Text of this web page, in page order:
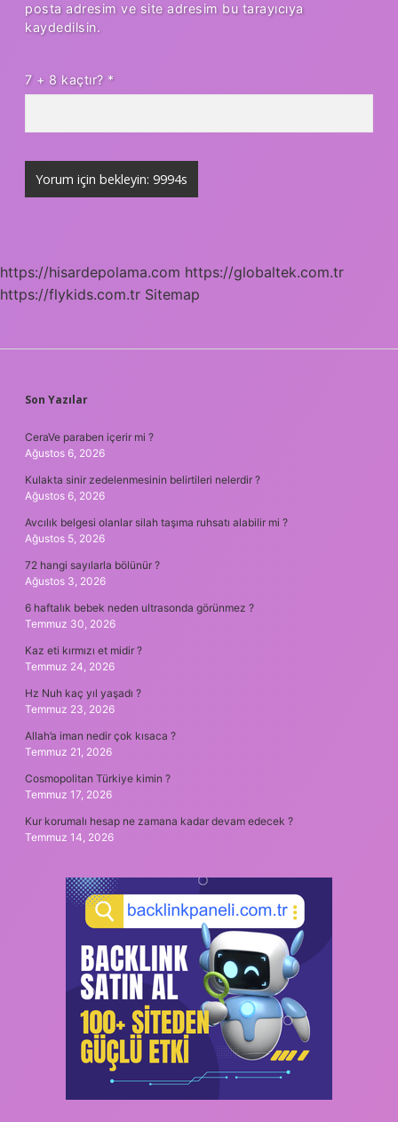
posta adresim ve site adresim bu tarayıcıya
kaydedilsin.
7 + 8 kaçtır? *
https://hisardepolama.com https://globaltek.com.tr
https://flykids.com.tr Sitemap
SIDEBAR
Son Yazılar
CeraVe paraben içerir mi ?
Ağustos 6, 2026
Kulakta sinir zedelenmesinin belirtileri nelerdir ?
Ağustos 6, 2026
Avcılık belgesi olanlar silah taşıma ruhsatı alabilir mi ?
Ağustos 5, 2026
72 hangi sayılarla bölünür ?
Ağustos 3, 2026
6 haftalık bebek neden ultrasonda görünmez ?
Temmuz 30, 2026
Kaz eti kırmızı et midir ?
Temmuz 24, 2026
Hz Nuh kaç yıl yaşadı ?
Temmuz 23, 2026
Allah’a iman nedir çok kısaca ?
Temmuz 21, 2026
Cosmopolitan Türkiye kimin ?
Temmuz 17, 2026
Kur korumalı hesap ne zamana kadar devam edecek ?
Temmuz 14, 2026